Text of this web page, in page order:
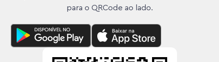
para o QRCode ao lado.